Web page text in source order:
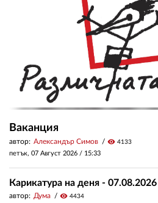
Ваканция
автор: Александър Симов visibility 4133
петък, 07 Август 2026 / 15:33
Карикатура на деня - 07.08.2026
автор: Дума visibility 4434